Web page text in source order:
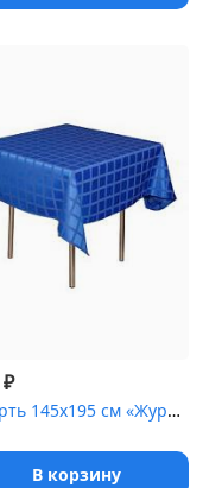
₽
Скатерть 145х195 см «Журавинка» ультрамарин [(квадрат)]
В корзину